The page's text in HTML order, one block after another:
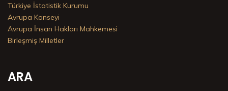
Türkiye İstatistik Kurumu
Avrupa Konseyi
Avrupa İnsan Hakları Mahkemesi
Birleşmiş Milletler
ARA